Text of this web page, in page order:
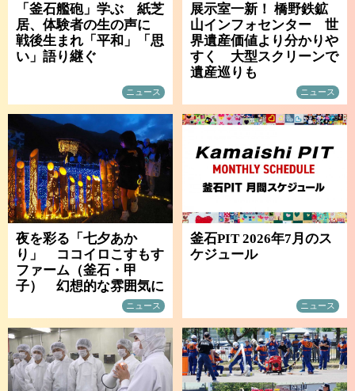
「釜石艦砲」学ぶ 紙芝
居、体験者の生の声に
戦後生まれ「平和」「思
い」語り継ぐ
ニュース
展示室一新！ 橋野鉄鉱
山インフォセンター 世
界遺産価値より分かりや
すく 大型スクリーンで
遺産巡りも
ニュース
夜を彩る「七夕あか
り」 ココイロこすもす
ファーム（釜石・甲
子） 幻想的な雰囲気に
ニュース
釜石PIT 2026年7月のス
ケジュール
ニュース